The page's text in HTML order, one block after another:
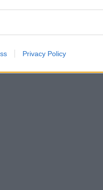
Privacy Policy